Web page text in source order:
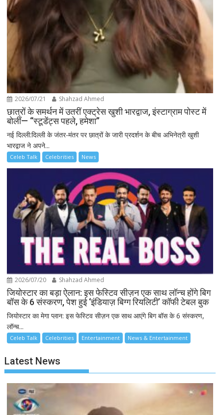
2026/07/21 Shahzad Ahmed
छात्रों के समर्थन में उतरीं एक्ट्रेस खुशी भारद्वाज, इंस्टाग्राम पोस्ट में
बोलीं— “स्टूडेंट्स पहले, हमेशा”
नई दिल्ली:दिल्ली के जंतर-मंतर पर छात्रों के जारी प्रदर्शन के बीच अभिनेत्री खुशी
भारद्वाज ने अपने...
Celeb Talk Celebrities News
2026/07/20 Shahzad Ahmed
जियोस्टार का बड़ा ऐलान: इस फेस्टिव सीज़न एक साथ लॉन्च होंगे बिग
बॉस के 6 संस्करण, पेश हुई ‘इंडियाज़ बिग्ग रियलिटी’ कॉफी टेबल बुक
जियोस्टार का मेगा प्लान: इस फेस्टिव सीज़न एक साथ आएंगे बिग बॉस के 6 संस्करण,
लॉन्च...
Celeb Talk Celebrities Entertainment News & Entertainment
Latest News